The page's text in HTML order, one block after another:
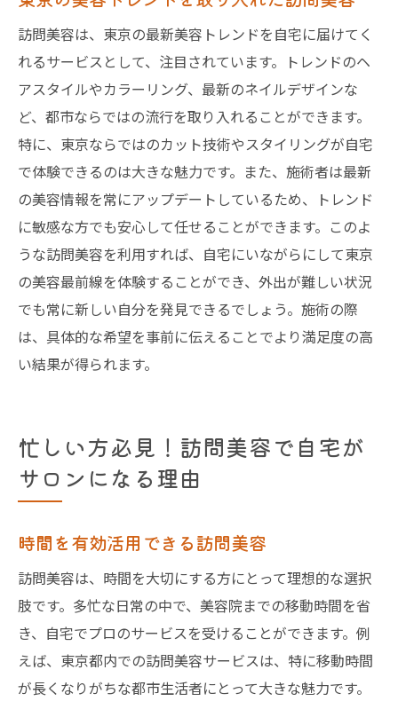
訪問美容は、東京の最新美容トレンドを自宅に届けてく
れるサービスとして、注目されています。トレンドのヘ
アスタイルやカラーリング、最新のネイルデザインな
ど、都市ならではの流行を取り入れることができます。
特に、東京ならではのカット技術やスタイリングが自宅
で体験できるのは大きな魅力です。また、施術者は最新
の美容情報を常にアップデートしているため、トレンド
に敏感な方でも安心して任せることができます。このよ
うな訪問美容を利用すれば、自宅にいながらにして東京
の美容最前線を体験することができ、外出が難しい状況
でも常に新しい自分を発見できるでしょう。施術の際
は、具体的な希望を事前に伝えることでより満足度の高
い結果が得られます。
忙しい方必見！訪問美容で自宅が
サロンになる理由
時間を有効活用できる訪問美容
訪問美容は、時間を大切にする方にとって理想的な選択
肢です。多忙な日常の中で、美容院までの移動時間を省
き、自宅でプロのサービスを受けることができます。例
えば、東京都内での訪問美容サービスは、特に移動時間
が長くなりがちな都市生活者にとって大きな魅力です。